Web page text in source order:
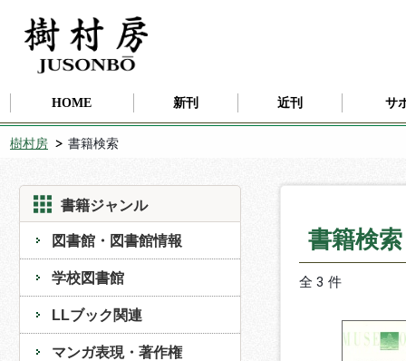
HOME 新刊 近刊 サ
樹村房 書籍検索
書籍ジャンル
図書館・図書館情報
学校図書館
LLブック関連
マンガ表現・著作権
書籍検
全 3 件